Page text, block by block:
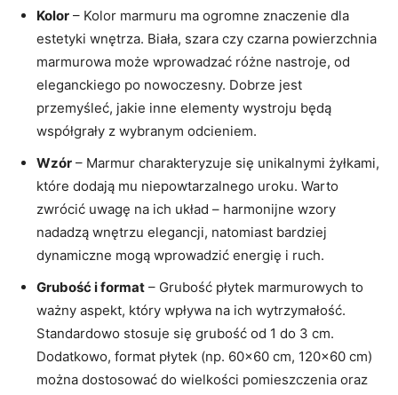
Kolor – Kolor marmuru ma ogromne znaczenie dla
estetyki wnętrza. Biała, szara czy czarna powierzchnia
marmurowa może wprowadzać różne nastroje, od
eleganckiego po nowoczesny. Dobrze jest
przemyśleć, jakie inne elementy wystroju będą
współgrały z wybranym odcieniem.
Wzór – Marmur charakteryzuje się unikalnymi żyłkami,
które dodają mu niepowtarzalnego uroku. Warto
zwrócić uwagę na ich układ – harmonijne wzory
nadadzą wnętrzu elegancji, natomiast bardziej
dynamiczne mogą wprowadzić energię i ruch.
Grubość i format – Grubość płytek marmurowych to
ważny aspekt, który wpływa na ich wytrzymałość.
Standardowo stosuje się grubość od 1 do 3 cm.
Dodatkowo, format płytek (np. 60×60 cm, 120×60 cm)
można dostosować do wielkości pomieszczenia oraz